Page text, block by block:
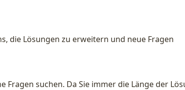
die Lösungen zu erweitern und neue Fragen
suchen. Da Sie immer die Länge der